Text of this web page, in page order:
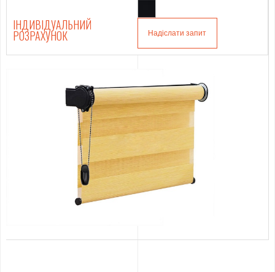
ІНДИВІДУАЛЬНИЙ
РОЗРАХУНОК Надіслати запит